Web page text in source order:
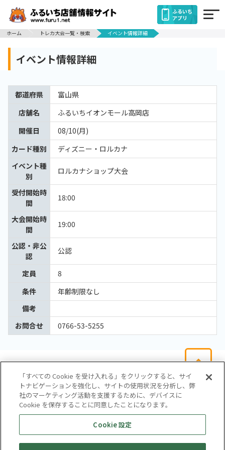
ふるいち
アプリ
ホーム
トレカ大会一覧・検索 イベント情報詳細
イベント情報詳細
都道府県
富山県
店舗名
ふるいちイオンモール高岡店
開催日
08/10(月)
カード種別
ディズニー・ロルカナ
イベント種
別
ロルカナショップ大会
受付開始時
間
18:00
大会開始時
間
19:00
公認・非公
認
公認
定員
8
条件
年齢制限なし
備考
お問合せ
0766-53-5255
会社概要
サイトマップ
お問い合わせ
個人情報保護方針
株式会社テイツー
「すべての Cookie を受け入れる」をクリックすると、サイ
トナビゲーションを強化し、サイトの使用状況を分析し、弊
社のマーケティング活動を支援するために、デバイスに
Cookie を保存することに同意したことになります。
Cookie 設定